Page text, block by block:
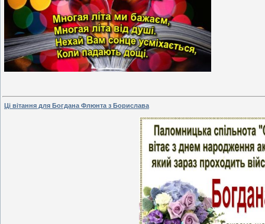
Ці вітання для Богдана Флюнта з Борислава